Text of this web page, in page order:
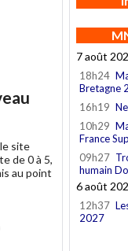
site
de 0 à 5,
au point
7 août
18h24
Bretagne
16h19
10h29
France
09h27
humain
6 août
12h37
2027